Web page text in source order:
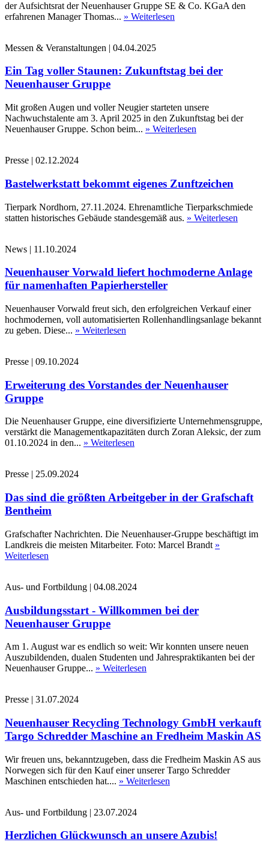
der Aufsichtsrat der Neuenhauser Gruppe SE & Co. KGaA den
erfahrenen Manager Thomas... » Weiterlesen
Messen & Veranstaltungen | 04.04.2025
Ein Tag voller Staunen: Zukunftstag bei der
Neuenhauser Gruppe
Mit großen Augen und voller Neugier starteten unsere
Nachwuchstalente am 3. April 2025 in den Zukunftstag bei der
Neuenhauser Gruppe. Schon beim... » Weiterlesen
Presse | 02.12.2024
Bastelwerkstatt bekommt eigenes Zunftzeichen
Tierpark Nordhorn, 27.11.2024. Ehrenamtliche Tierparkschmiede
statten historisches Gebäude standesgemäß aus. » Weiterlesen
News | 11.10.2024
Neuenhauser Vorwald liefert hochmoderne Anlage
für namenhaften Papierhersteller
Neuenhauser Vorwald freut sich, den erfolgreichen Verkauf einer
hochmodernen, voll automatisierten Rollenhandlingsanlage bekannt
zu geben. Diese... » Weiterlesen
Presse | 09.10.2024
Erweiterung des Vorstandes der Neuenhauser
Gruppe
Die Neuenhauser Gruppe, eine diversifizierte Unternehmensgruppe,
verstärkt die Managementkapazitäten durch Zoran Aleksic, der zum
01.10.2024 in den... » Weiterlesen
Presse | 25.09.2024
Das sind die größten Arbeitgeber in der Grafschaft
Bentheim
Grafschafter Nachrichten. Die Neuenhauser-Gruppe beschäftigt im
Landkreis die meisten Mitarbeiter. Foto: Marcel Brandt »
Weiterlesen
Aus- und Fortbildung | 04.08.2024
Ausbildungsstart - Willkommen bei der
Neuenhauser Gruppe
Am 1. August war es endlich so weit: Wir konnten unsere neuen
Auszubildenden, dualen Studenten und Jahrespraktikanten bei der
Neuenhauser Gruppe... » Weiterlesen
Presse | 31.07.2024
Neuenhauser Recycling Technology GmbH verkauft
Targo Schredder Maschine an Fredheim Maskin AS
Wir freuen uns, bekanntzugeben, dass die Fredheim Maskin AS aus
Norwegen sich für den Kauf einer unserer Targo Schredder
Maschinen entschieden hat.... » Weiterlesen
Aus- und Fortbildung | 23.07.2024
Herzlichen Glückwunsch an unsere Azubis!